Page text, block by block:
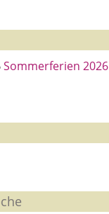
Sommerferien 2026